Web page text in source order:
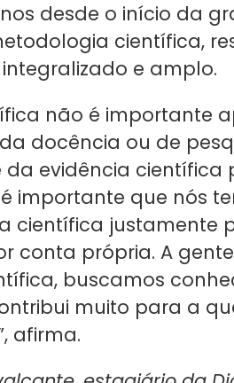
desde o início da
científica,
e amplo.
não é importante
docência ou de
da evidência
importante que nós
científica justamente
conta própria. A
buscamos
muito para a
afirma.